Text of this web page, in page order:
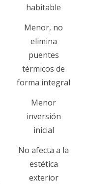
habitable
Menor, no
elimina
puentes
térmicos de
forma integral
Menor
inversión
inicial
No afecta a la
estética
exterior